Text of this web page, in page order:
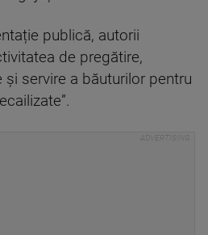
publică, autorii
de pregătire,
și servire a băuturilor pentru